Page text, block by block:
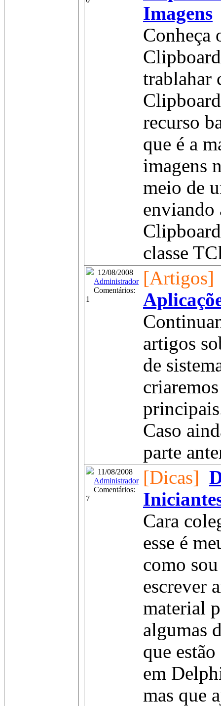
Imagens
Conheça
trablahar
recurso
que é a
imagens
meio de
enviando
classe
12/08/2008
Administrador
Comentários:
1
[Artigos]
artigos
de
Caso
parte
11/08/2008
Administrador
Comentários:
7
[Dicas]
Cara
esse é
como
escrever
material
algumas
que
em
mas que